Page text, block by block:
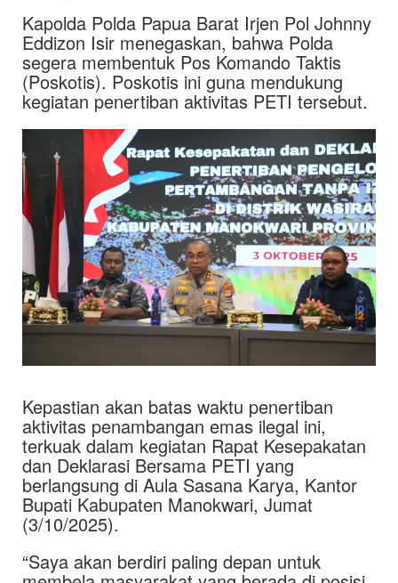
Kapolda Polda Papua Barat Irjen Pol Johnny
Eddizon Isir menegaskan, bahwa Polda
segera membentuk Pos Komando Taktis
(Poskotis). Poskotis ini guna mendukung
kegiatan penertiban aktivitas PETI tersebut.
Kepastian akan batas waktu penertiban
aktivitas penambangan emas ilegal ini,
terkuak dalam kegiatan Rapat Kesepakatan
dan Deklarasi Bersama PETI yang
berlangsung di Aula Sasana Karya, Kantor
Bupati Kabupaten Manokwari, Jumat
(3/10/2025).
“Saya akan berdiri paling depan untuk